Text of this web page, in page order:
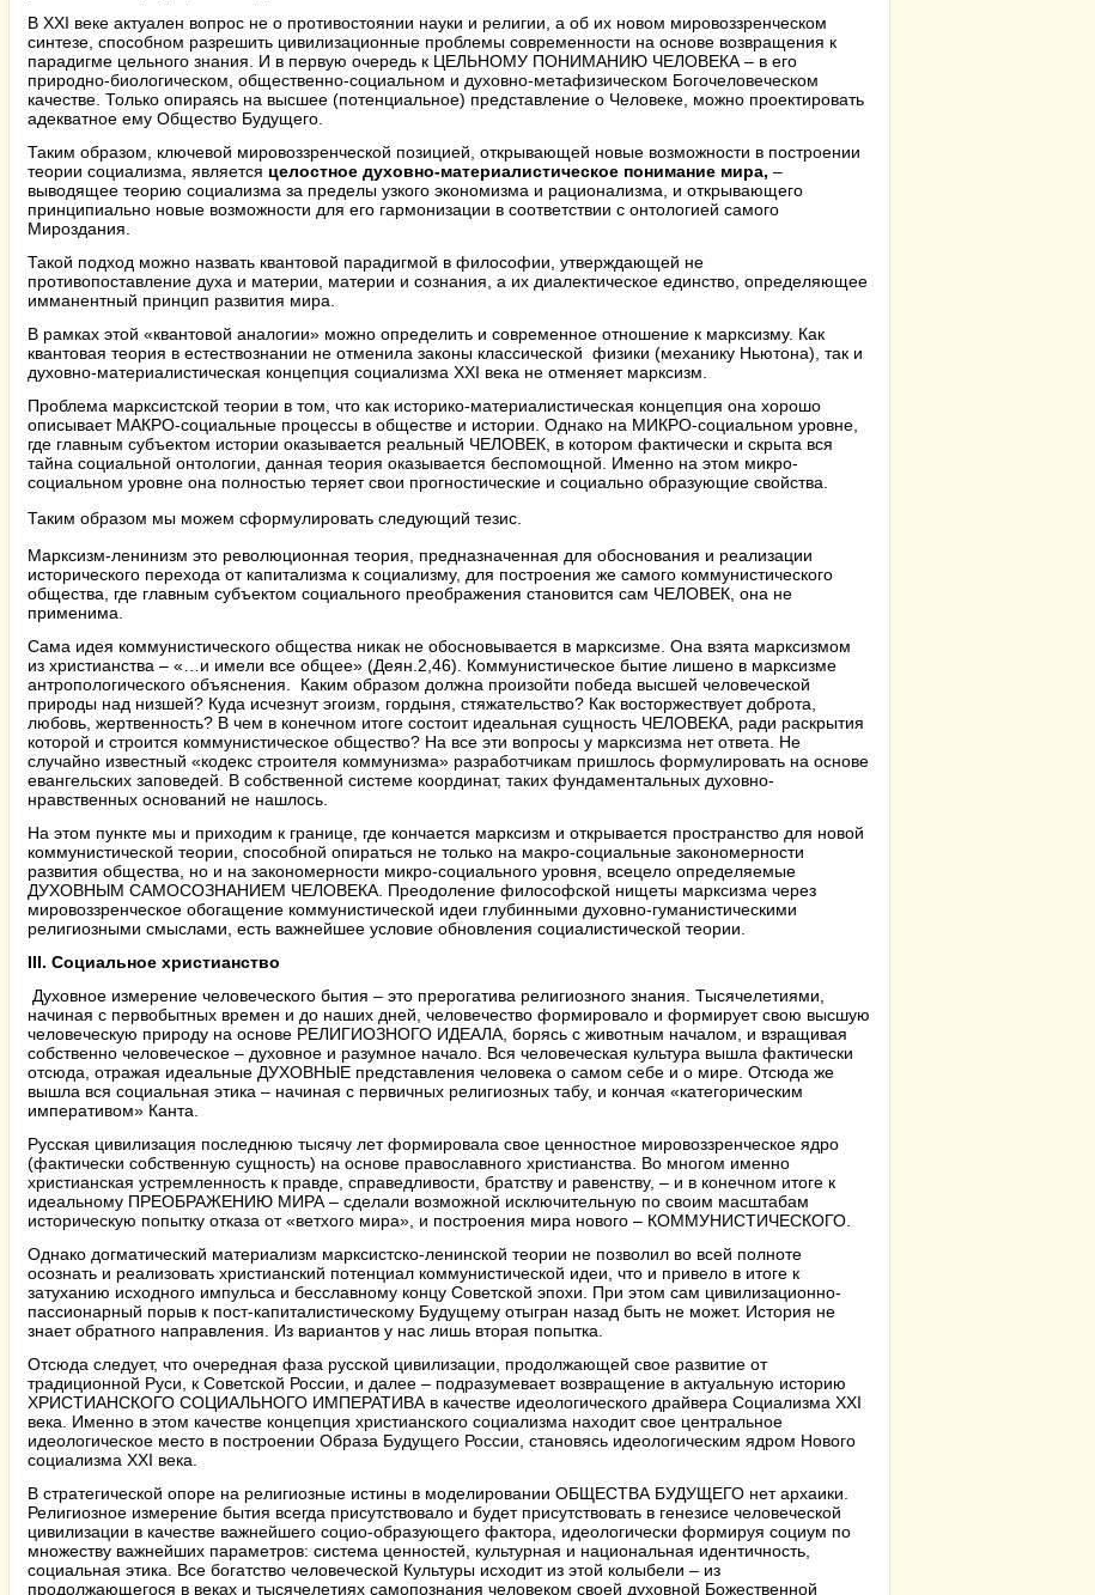
В XXI веке актуален вопрос не о противостоянии науки и религии, а об их новом мировоззренческом
синтезе, способном разрешить цивилизационные проблемы современности на основе возвращения к
парадигме цельного знания. И в первую очередь к ЦЕЛЬНОМУ ПОНИМАНИЮ ЧЕЛОВЕКА – в его
природно-биологическом, общественно-социальном и духовно-метафизическом Богочеловеческом
качестве. Только опираясь на высшее (потенциальное) представление о Человеке, можно проектировать
адекватное ему Общество Будущего.
Таким образом, ключевой мировоззренческой позицией, открывающей новые возможности в построении
теории социализма, является целостное духовно-материалистическое понимание мира, –
выводящее теорию социализма за пределы узкого экономизма и рационализма, и открывающего
принципиально новые возможности для его гармонизации в соответствии с онтологией самого
Мироздания.
Такой подход можно назвать квантовой парадигмой в философии, утверждающей не
противопоставление духа и материи, материи и сознания, а их диалектическое единство, определяющее
имманентный принцип развития мира.
В рамках этой «квантовой аналогии» можно определить и современное отношение к марксизму. Как
квантовая теория в естествознании не отменила законы классической физики (механику Ньютона), так и
духовно-материалистическая концепция социализма XXI века не отменяет марксизм.
Проблема марксистской теории в том, что как историко-материалистическая концепция она хорошо
описывает МАКРО-социальные процессы в обществе и истории. Однако на МИКРО-социальном уровне,
где главным субъектом истории оказывается реальный ЧЕЛОВЕК, в котором фактически и скрыта вся
тайна социальной онтологии, данная теория оказывается беспомощной. Именно на этом микро-
социальном уровне она полностью теряет свои прогностические и социально образующие свойства.
Таким образом мы можем сформулировать следующий тезис.
Марксизм-ленинизм это революционная теория, предназначенная для обоснования и реализации
исторического перехода от капитализма к социализму, для построения же самого коммунистического
общества, где главным субъектом социального преображения становится сам ЧЕЛОВЕК, она не
применима.
Сама идея коммунистического общества никак не обосновывается в марксизме. Она взята марксизмом
из христианства – «…и имели все общее» (Деян.2,46). Коммунистическое бытие лишено в марксизме
антропологического объяснения. Каким образом должна произойти победа высшей человеческой
природы над низшей? Куда исчезнут эгоизм, гордыня, стяжательство? Как восторжествует доброта,
любовь, жертвенность? В чем в конечном итоге состоит идеальная сущность ЧЕЛОВЕКА, ради раскрытия
которой и строится коммунистическое общество? На все эти вопросы у марксизма нет ответа. Не
случайно известный «кодекс строителя коммунизма» разработчикам пришлось формулировать на основе
евангельских заповедей. В собственной системе координат, таких фундаментальных духовно-
нравственных оснований не нашлось.
На этом пункте мы и приходим к границе, где кончается марксизм и открывается пространство для новой
коммунистической теории, способной опираться не только на макро-социальные закономерности
развития общества, но и на закономерности микро-социального уровня, всецело определяемые
ДУХОВНЫМ САМОСОЗНАНИЕМ ЧЕЛОВЕКА. Преодоление философской нищеты марксизма через
мировоззренческое обогащение коммунистической идеи глубинными духовно-гуманистическими
религиозными смыслами, есть важнейшее условие обновления социалистической теории.
III. Социальное христианство
Духовное измерение человеческого бытия – это прерогатива религиозного знания. Тысячелетиями,
начиная с первобытных времен и до наших дней, человечество формировало и формирует свою высшую
человеческую природу на основе РЕЛИГИОЗНОГО ИДЕАЛА, борясь с животным началом, и взращивая
собственно человеческое – духовное и разумное начало. Вся человеческая культура вышла фактически
отсюда, отражая идеальные ДУХОВНЫЕ представления человека о самом себе и о мире. Отсюда же
вышла вся социальная этика – начиная с первичных религиозных табу, и кончая «категорическим
императивом» Канта.
Русская цивилизация последнюю тысячу лет формировала свое ценностное мировоззренческое ядро
(фактически собственную сущность) на основе православного христианства. Во многом именно
христианская устремленность к правде, справедливости, братству и равенству, – и в конечном итоге к
идеальному ПРЕОБРАЖЕНИЮ МИРА – сделали возможной исключительную по своим масштабам
историческую попытку отказа от «ветхого мира», и построения мира нового – КОММУНИСТИЧЕСКОГО.
Однако догматический материализм марксистско-ленинской теории не позволил во всей полноте
осознать и реализовать христианский потенциал коммунистической идеи, что и привело в итоге к
затуханию исходного импульса и бесславному концу Советской эпохи. При этом сам цивилизационно-
пассионарный порыв к пост-капиталистическому Будущему отыгран назад быть не может. История не
знает обратного направления. Из вариантов у нас лишь вторая попытка.
Отсюда следует, что очередная фаза русской цивилизации, продолжающей свое развитие от
традиционной Руси, к Советской России, и далее – подразумевает возвращение в актуальную историю
ХРИСТИАНСКОГО СОЦИАЛЬНОГО ИМПЕРАТИВА в качестве идеологического драйвера Социализма XXI
века. Именно в этом качестве концепция христианского социализма находит свое центральное
идеологическое место в построении Образа Будущего России, становясь идеологическим ядром Нового
социализма XXI века.
В стратегической опоре на религиозные истины в моделировании ОБЩЕСТВА БУДУЩЕГО нет архаики.
Религиозное измерение бытия всегда присутствовало и будет присутствовать в генезисе человеческой
цивилизации в качестве важнейшего социо-образующего фактора, идеологически формируя социум по
множеству важнейших параметров: система ценностей, культурная и национальная идентичность,
социальная этика. Все богатство человеческой Культуры исходит из этой колыбели – из
продолжающегося в веках и тысячелетиях самопознания человеком своей духовной Божественной